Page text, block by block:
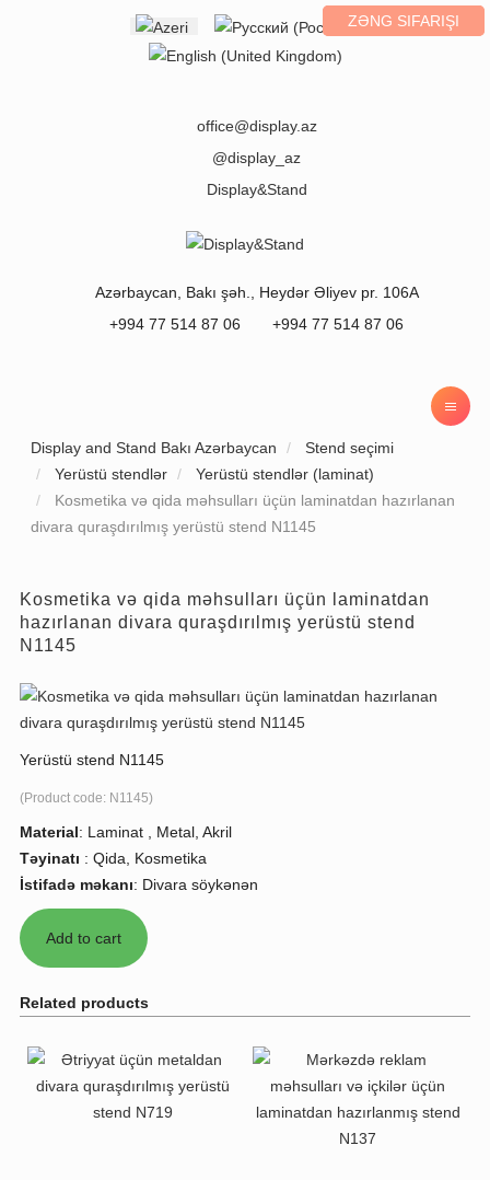
Select your language ZƏNG SIFARIŞI
office@display.az
@display_az
Display&Stand
Azərbaycan Bakı şəh., Heydər Əliyev pr. 106A
+994 77 514 87 06
+994 77 514 87 06
Display and Stand Bakı Azərbaycan
Stend seçimi
Yerüstü stendlər
Yerüstü stendlər (laminat)
Kosmetika və qida məhsulları üçün laminatdan hazırlanan
divara quraşdırılmış yerüstü stend N1145
Kosmetika və qida məhsulları üçün laminatdan
hazırlanan divara quraşdırılmış yerüstü stend
N1145
Yerüstü stend N1145
(Product code: N1145)
Material: Laminat , Metal, Akril
Təyinatı : Qida, Kosmetika
İstifadə məkanı: Divara söykənən
Related products